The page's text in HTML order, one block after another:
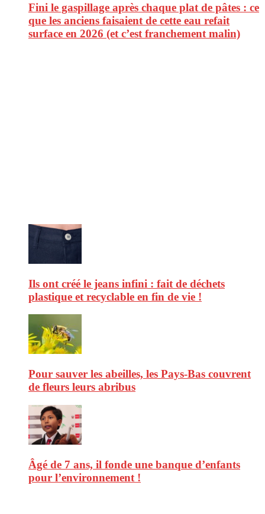
Fini le gaspillage après chaque plat de pâtes : ce
que les anciens faisaient de cette eau refait
surface en 2026 (et c’est franchement malin)
Ils ont créé le jeans infini : fait de déchets
plastique et recyclable en fin de vie !
Pour sauver les abeilles, les Pays-Bas couvrent
de fleurs leurs abribus
Âgé de 7 ans, il fonde une banque d’enfants
pour l’environnement !